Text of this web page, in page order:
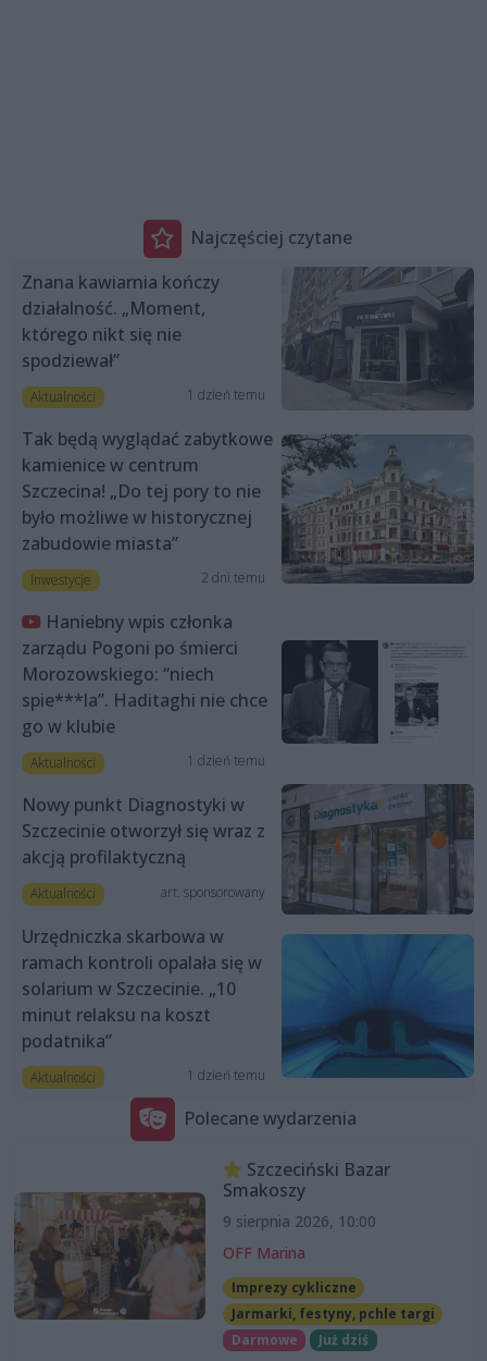
Najczęściej czytane
Znana kawiarnia kończy
działalność. „Moment,
którego nikt się nie
spodziewał”
Aktualności 1 dzień temu
Tak będą wyglądać zabytkowe
kamienice w centrum
Szczecina! „Do tej pory to nie
było możliwe w historycznej
zabudowie miasta”
Inwestycje 2 dni temu
Haniebny wpis członka
zarządu Pogoni po śmierci
Morozowskiego: “niech
spie***la”. Haditaghi nie chce
go w klubie
Aktualności 1 dzień temu
Nowy punkt Diagnostyki w
Szczecinie otworzył się wraz z
akcją profilaktyczną
Aktualności art. sponsorowany
Urzędniczka skarbowa w
ramach kontroli opalała się w
solarium w Szczecinie. „10
minut relaksu na koszt
podatnika”
Aktualności 1 dzień temu
Polecane wydarzenia
Szczeciński Bazar
Smakoszy
9 sierpnia 2026, 10:00
OFF Marina
Imprezy cykliczne
Jarmarki, festyny, pchle targi
Darmowe
Już dziś